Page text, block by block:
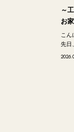
～
お
こん
先日